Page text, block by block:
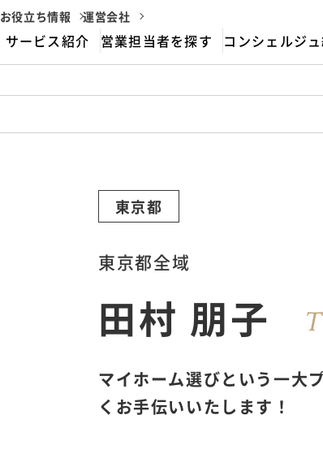
お役立ち情報 運営会社
サービス紹介
サービスフロー
営業担当者を探す コンシェルジ
東京都
東京都全域
田村 朋子
マイホーム選びという一大
くお手伝いいたします！